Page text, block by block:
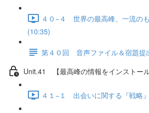
４０−４ 世界の最高峰、一流の
(10:35)
第４０回 音声ファイル＆宿題提
Unit.41 【最高峰の情報をインストール
４１−１ 出会いに関する『戦略